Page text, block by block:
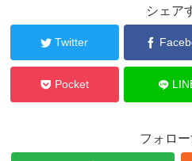
シェア
Twitter
Pocket
フォロ